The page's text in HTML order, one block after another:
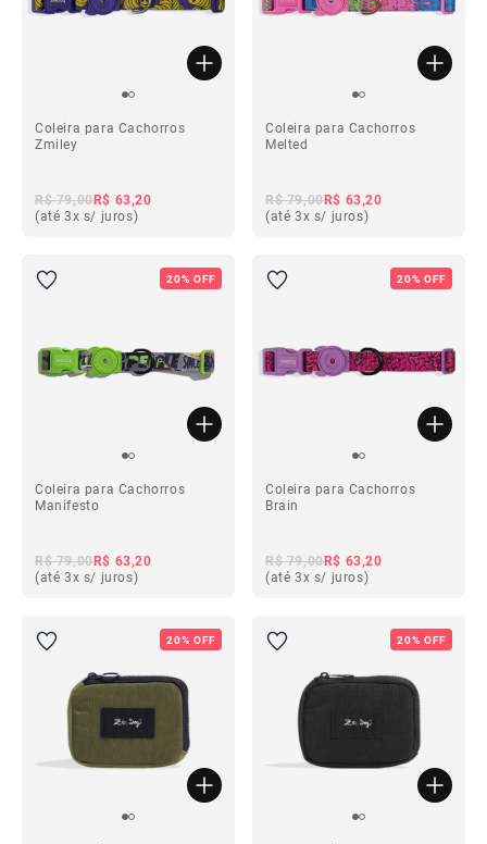
Coleira para Cachorros
Zmiley
R$ 79,00R$ 63,20
(até 3x s/ juros)
Coleira para Cachorros
Melted
R$ 79,00R$ 63,20
(até 3x s/ juros)
20% OFF
Coleira para Cachorros
Manifesto
R$ 79,00R$ 63,20
(até 3x s/ juros)
20% OFF
Coleira para Cachorros
Brain
R$ 79,00R$ 63,20
(até 3x s/ juros)
20% OFF 20% OFF